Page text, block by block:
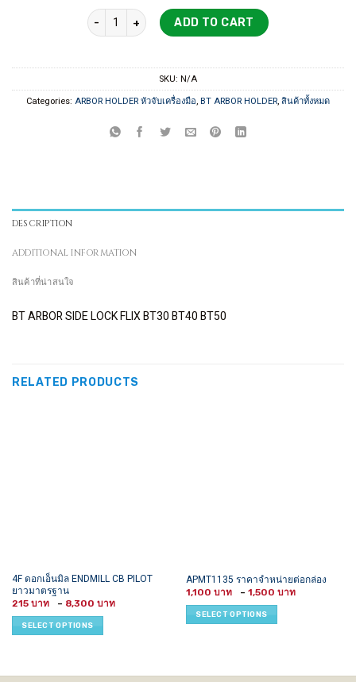
BT ARBOR SIDE LOCK FLIX BT30 BT40 BT50
ADD TO CART
SKU: N/A
Categories: ARBOR HOLDER หัวจับเครื่องมือ,BT ARBOR HOLDER,สินค้าทั้งหมด
DESCRIPTION
ADDITIONAL INFORMATION
สินค้าที่น่าสนใจ
BT ARBOR SIDE LOCK FLIX BT30 BT40 BT50
RELATED PRODUCTS
4F ดอกเอ็นมิล ENDMILL CB PILOT
ยาวมาตรฐาน
215 – 8,300
SELECT OPTIONS
This
product
has
multiple
variants.
APMT1135 ราคาจำหน่ายต่อกล่อง
1,100 – 1,500
SELECT OPTIONS
This
product
has
multiple